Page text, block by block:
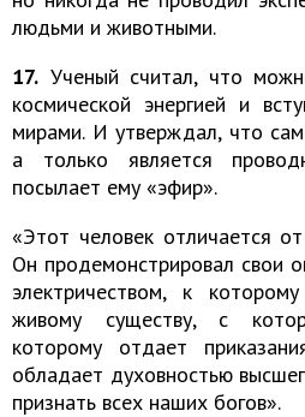
людьми и животными.
17. Ученый считал, что
космической энергией и
мирами. И утверждал, что
а только является
посылает ему «эфир».
«Этот человек отличается
Он продемонстрировал свои
электричеством, к
живому существу, с
которому отдает
обладает духовностью
признать всех наших богов».